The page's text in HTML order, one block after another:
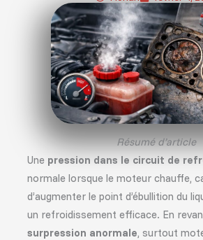
Résumé d’article
Une pression dans le circuit de
normale lorsque le moteur chauffe,
d’augmenter le point d’ébullition du
un refroidissement efficace. En
surpression anormale, surtout